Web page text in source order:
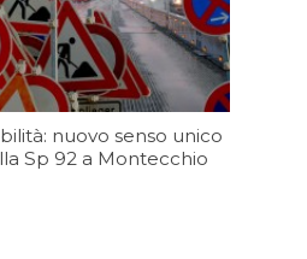
nuovo senso unico
Sp 92 a Montecchio